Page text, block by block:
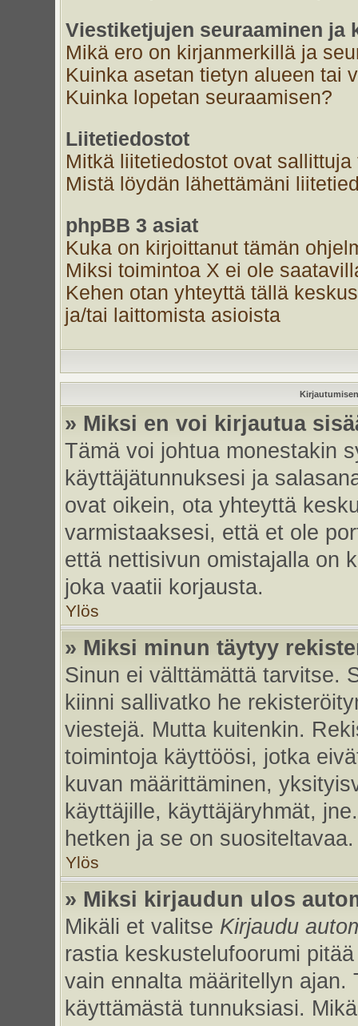
Viestiketjujen seuraaminen ja
Mikä ero on kirjanmerkillä ja
Kuinka asetan tietyn alueen tai
Kuinka lopetan seuraamisen?
Liitetiedostot
Mitkä liitetiedostot ovat
Mistä löydän lähettämäni
phpBB 3 asiat
Kuka on kirjoittanut tämän
Miksi toimintoa X ei ole
Kehen otan yhteyttä tällä
ja/tai laittomista asioista
» Miksi en voi kirjautua
Tämä voi johtua monestakin
käyttäjätunnuksesi ja
ovat oikein, ota yhteyttä
varmistaaksesi, että et ole
että nettisivun omistajalla on
joka vaatii korjausta.
Ylös
» Miksi minun täytyy
Sinun ei välttämättä tarvitse.
kiinni sallivatko he
viestejä. Mutta kuitenkin.
toimintoja käyttöösi, jotka
kuvan määrittäminen,
käyttäjille, käyttäjäryhmät,
hetken ja se on suositeltavaa.
Ylös
» Miksi kirjaudun ulos
Mikäli et valitse Kirjaudu
rastia keskustelufoorumi
vain ennalta määritellyn
käyttämästä tunnuksiasi.